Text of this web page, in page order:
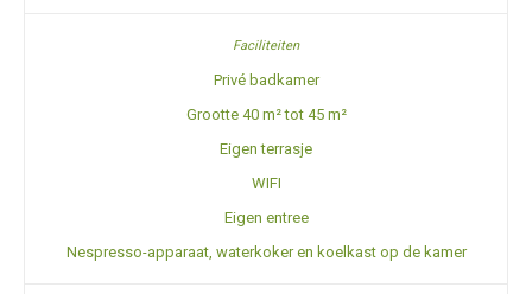
Privé badkamer
Grootte 40 m² tot 45 m²
Eigen terrasje
WIFI
Eigen entree
Nespresso-apparaat, waterkoker en koelkast op de kamer